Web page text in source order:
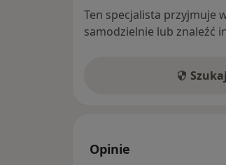
Ten specjalista przyjmuje
samodzielnie lub znaleźć
Opinie